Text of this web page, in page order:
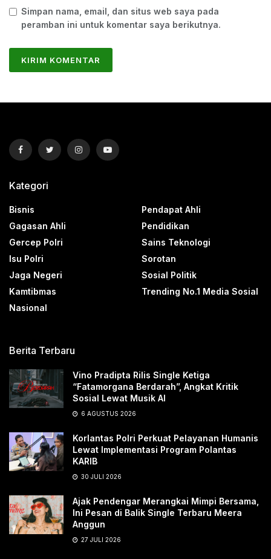
Simpan nama, email, dan situs web saya pada
peramban ini untuk komentar saya berikutnya.
Kategori
Bisnis
Gagasan Ahli
Gercep Polri
Isu Polri
Jaga Negeri
Kamtibmas
Nasional
Pendapat Ahli
Pendidikan
Sains Teknologi
Sorotan
Sosial Politik
Trending No.1 Media Sosial
Berita Terbaru
Vino Pradipta Rilis Single Ketiga
“Fatamorgana Berdarah”, Angkat Kritik
Sosial Lewat Musik AI
6 AGUSTUS 2026
Korlantas Polri Perkuat Pelayanan Humanis
Lewat Implementasi Program Polantas
KARIB
30 JULI 2026
Ajak Pendengar Merangkai Mimpi Bersama,
Ini Pesan di Balik Single Terbaru Meera
Anggun
27 JULI 2026